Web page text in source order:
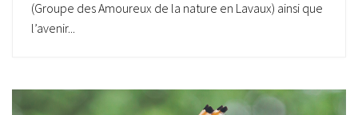
(Groupe des Amoureux de la nature en Lavaux) ainsi que
l’avenir...